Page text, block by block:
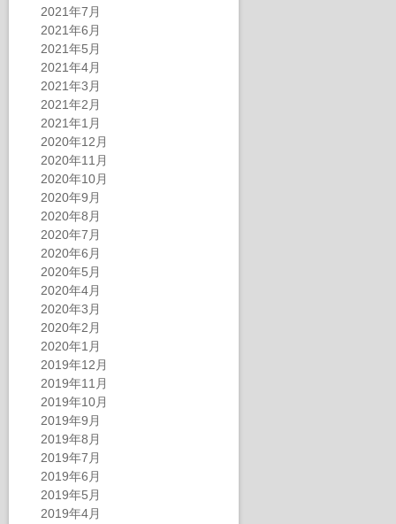
2021年7月
2021年6月
2021年5月
2021年4月
2021年3月
2021年2月
2021年1月
2020年12月
2020年11月
2020年10月
2020年9月
2020年8月
2020年7月
2020年6月
2020年5月
2020年4月
2020年3月
2020年2月
2020年1月
2019年12月
2019年11月
2019年10月
2019年9月
2019年8月
2019年7月
2019年6月
2019年5月
2019年4月